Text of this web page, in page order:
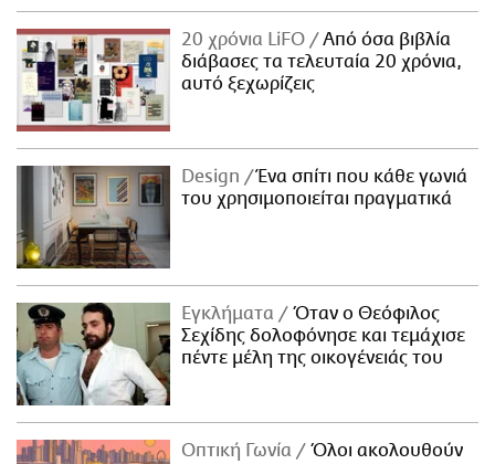
20 χρόνια LiFO
Από όσα βιβλία
διάβασες τα τελευταία 20 χρόνια,
αυτό ξεχωρίζεις
Design
Ένα σπίτι που κάθε γωνιά
του χρησιμοποιείται πραγματικά
Εγκλήματα
Όταν ο Θεόφιλος
Σεχίδης δολοφόνησε και τεμάχισε
πέντε μέλη της οικογένειάς του
Οπτική Γωνία
Όλοι ακολουθούν